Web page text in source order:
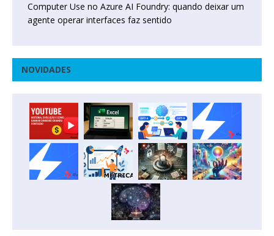
Computer Use no Azure AI Foundry: quando deixar um
agente operar interfaces faz sentido
NOVIDADES